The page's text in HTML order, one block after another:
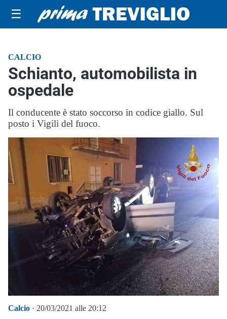
☰
CALCIO
Schianto, automobilista in
ospedale
Il conducente è stato soccorso in codice giallo. Sul
posto i Vigili del fuoco.
Calcio · 20/03/2021 alle 20:12